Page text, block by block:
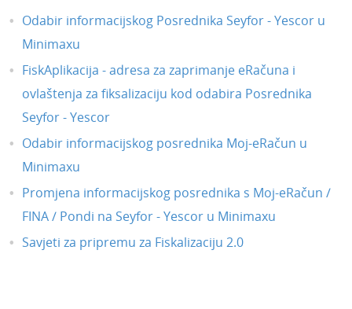
Listopad 2022.
Studeni 2024.
Rujan 2024.
Lipanj 2022.
Travanj 2022.
Lipanj 2024.
Travanj 2024.
Siječanj 2022.
Prosinac 2021.
Studeni 2021.
Odabir informacijskog Posrednika Seyfor - Yescor u
Minimaxu
FiskAplikacija - adresa za zaprimanje eRačuna i
ovlaštenja za fiksalizaciju kod odabira Posrednika
Seyfor - Yescor
Odabir informacijskog posrednika Moj-eRačun u
Minimaxu
Promjena informacijskog posrednika s Moj-eRačun /
FINA / Pondi na Seyfor - Yescor u Minimaxu
Savjeti za pripremu za Fiskalizaciju 2.0